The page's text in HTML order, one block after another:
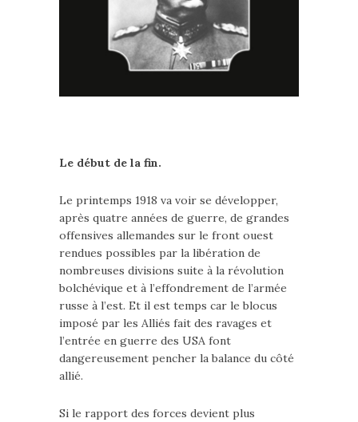
Le début de la fin.
Le printemps 1918 va voir se développer,
après quatre années de guerre, de grandes
offensives allemandes sur le front ouest
rendues possibles par la libération de
nombreuses divisions suite à la révolution
bolchévique et à l’effondrement de l’armée
russe à l’est. Et il est temps car le blocus
imposé par les Alliés fait des ravages et
l’entrée en guerre des USA font
dangereusement pencher la balance du côté
allié.
Si le rapport des forces devient plus